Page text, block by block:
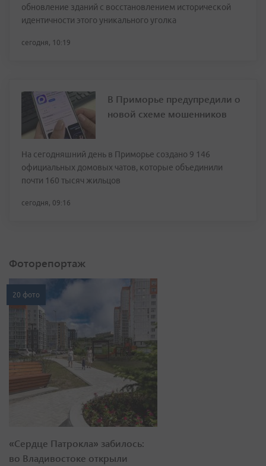
обновление зданий с восстановлением исторической
идентичности этого уникального уголка
сегодня, 10:19
В Приморье предупредили о
новой схеме мошенников
На сегодняшний день в Приморье создано 9 146
официальных домовых чатов, которые объединили
почти 160 тысяч жильцов
сегодня, 09:16
Фоторепортаж
20 фото
«Сердце Патрокла» забилось:
во Владивостоке открыли